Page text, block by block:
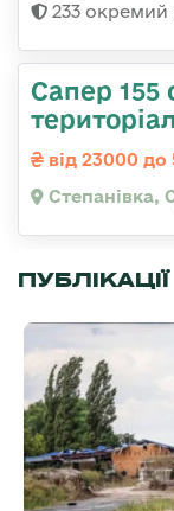
233 окремий
Сапер 155
від 23000 до
Степанівка,
ПУБЛІКАЦІЇ